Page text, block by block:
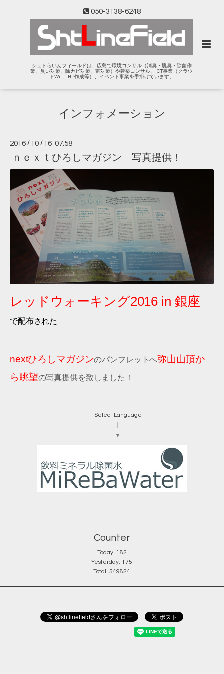
050-3138-6248
シュトらいんフィールドは、広島で環境コンサル（消臭・脱臭・除菌作
業、臭い対策、除カビ対策、雷対策）や建築コンサル、ICT事業（クラウ
ドWifi、HP作成等）、イベント事業を手掛けています。
インフォメーション
2016 / 10 / 16 07:58
ｎｅｘｔひろしマガジン 写真提供！
レッドウォーキング2016 in 銀座
で配布された
nextひろしマガジンのパンフレットへ弥山山頂か
ら眺望の写真提供を致しました！
Select Language
▼
Counter
Today: 182
Yesterday: 175
Total: 549824